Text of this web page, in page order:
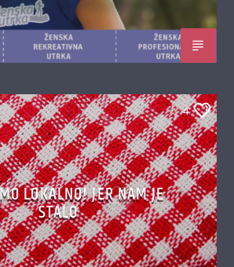
4
LOKALNO! JER NAM JE
STALO